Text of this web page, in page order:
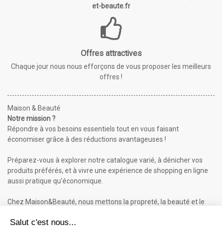
et-beaute.fr
Offres attractives
Chaque jour nous nous efforçons de vous proposer les meilleurs
offres !
Maison & Beauté
Notre mission ?
Répondre à vos besoins essentiels tout en vous faisant
économiser grâce à des réductions avantageuses !
Préparez-vous à explorer notre catalogue varié, à dénicher vos
produits préférés, et à vivre une expérience de shopping en ligne
aussi pratique qu'économique.
Chez Maison&Beauté, nous mettons la propreté, la beauté et le
Maison & Beauté : Informations